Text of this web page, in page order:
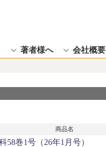
著者様へ 会社概要
商品名
58巻1号（26年1月号）